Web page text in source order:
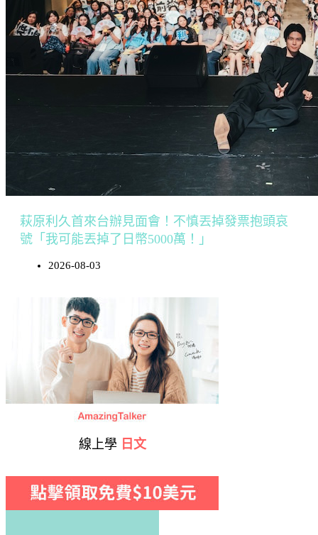
萩原利久首來台辦見面會！不慎丟掉發票抱頭哀
號「我可能丟掉了日幣5000萬！」
2026-08-03
線上學 日文